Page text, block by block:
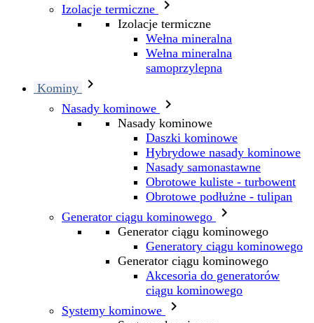
Izolacje termiczne

Izolacje termiczne
Wełna mineralna
Wełna mineralna
samoprzylepna
Kominy

Nasady kominowe 
Nasady kominowe
Daszki kominowe
Hybrydowe nasady kominowe
Nasady samonastawne
Obrotowe kuliste - turbowent
Obrotowe podłużne - tulipan
Generator ciągu kominowego

Generator ciągu kominowego
Generatory ciągu kominowego
Generator ciągu kominowego
Akcesoria do generatorów
ciągu kominowego
Systemy kominowe
